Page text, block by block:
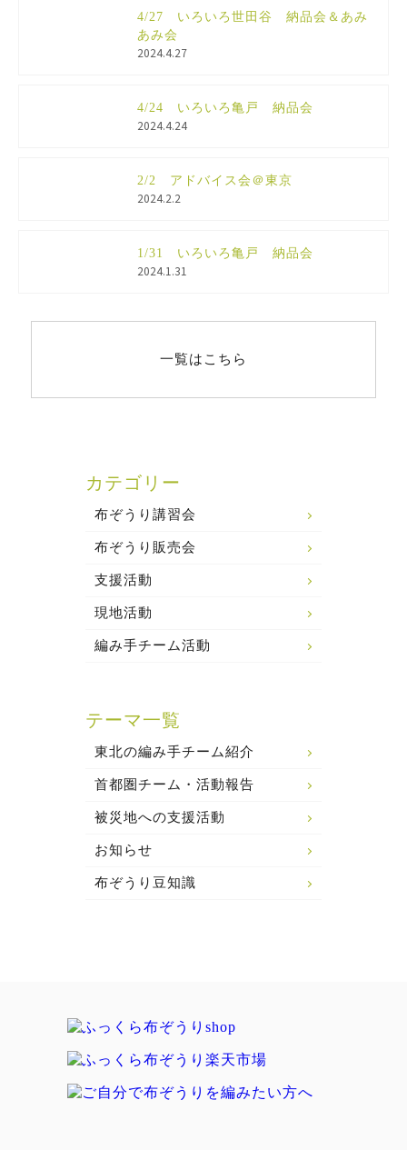
4/27 いろいろ世田谷 納品会＆あみ
あみ会
2024.4.27
4/24 いろいろ亀戸 納品会
2024.4.24
2/2 アドバイス会＠東京
2024.2.2
1/31 いろいろ亀戸 納品会
2024.1.31
一覧はこちら
カテゴリー
布ぞうり講習会
布ぞうり販売会
支援活動
現地活動
編み手チーム活動
テーマ一覧
東北の編み手チーム紹介
首都圏チーム・活動報告
被災地への支援活動
お知らせ
布ぞうり豆知識